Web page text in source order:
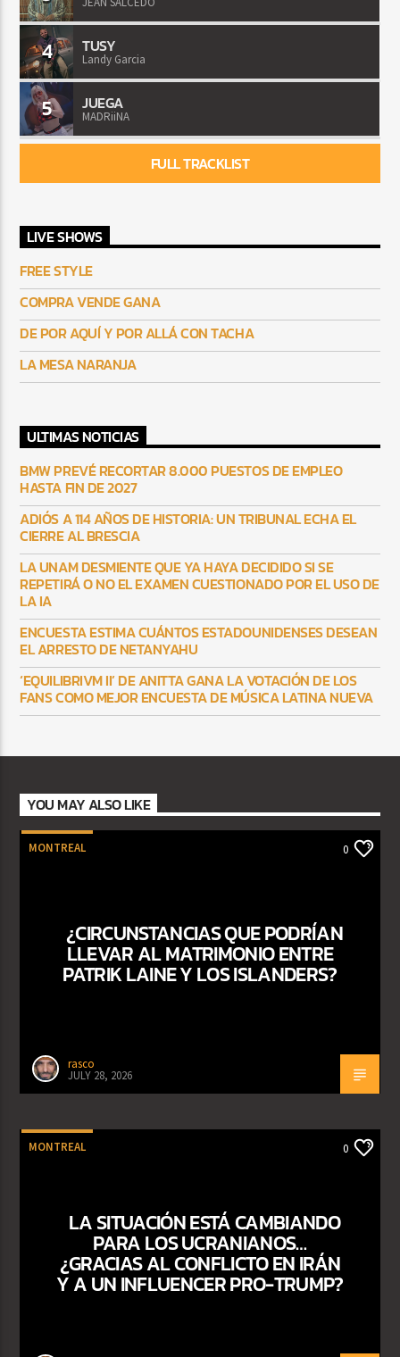
4 TUSY
Landy Garcia
5 JUEGA
MADRiiNA
FULL TRACKLIST
LIVE SHOWS
FREE STYLE
COMPRA VENDE GANA
DE POR AQUÍ Y POR ALLÁ CON TACHA
LA MESA NARANJA
ULTIMAS NOTICIAS
BMW PREVÉ RECORTAR 8.000 PUESTOS DE EMPLEO
HASTA FIN DE 2027
ADIÓS A 114 AÑOS DE HISTORIA: UN TRIBUNAL ECHA EL
CIERRE AL BRESCIA
LA UNAM DESMIENTE QUE YA HAYA DECIDIDO SI SE
REPETIRÁ O NO EL EXAMEN CUESTIONADO POR EL USO DE
LA IA
ENCUESTA ESTIMA CUÁNTOS ESTADOUNIDENSES DESEAN
EL ARRESTO DE NETANYAHU
‘EQUILIBRIVM II’ DE ANITTA GANA LA VOTACIÓN DE LOS
FANS COMO MEJOR ENCUESTA DE MÚSICA LATINA NUEVA
YOU MAY ALSO LIKE
MONTREAL 0
¿CIRCUNSTANCIAS QUE PODRÍAN
LLEVAR AL MATRIMONIO ENTRE
PATRIK LAINE Y LOS ISLANDERS?
rasco
JULY 28, 2026
MONTREAL 0
LA SITUACIÓN ESTÁ CAMBIANDO
PARA LOS UCRANIANOS…
¿GRACIAS AL CONFLICTO EN IRÁN
Y A UN INFLUENCER PRO-TRUMP?